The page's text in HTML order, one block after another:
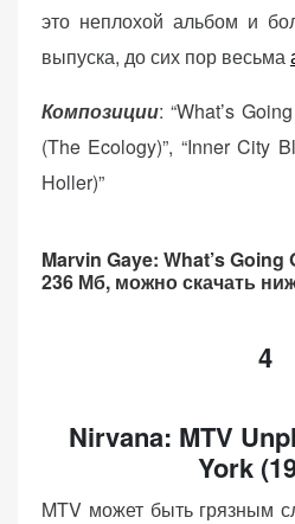
это неплохой альбом и
выпуска, до сих пор весьма
Композиции: “What’s
(The Ecology)”, “Inner City
Holler)”
Marvin Gaye: What’s Going
236 Мб, можно скачать
4
Nirvana: MTV
York
MTV может быть грязным